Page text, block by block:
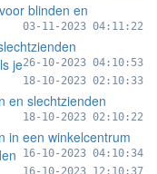
blinden en
03-11-2023 04:11:22
26-10-2023 04:10:53
je
18-10-2023 02:10:33
en slechtzienden
18-10-2023 02:10:22
in een winkelcentrum
16-10-2023 04:10:34
16-10-2023 12:10:37